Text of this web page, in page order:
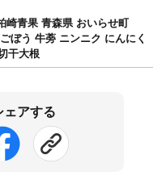
崎青果 青森県 おいらせ町
ぼう 牛蒡 ニンニク にんにく
干大根
ェアする